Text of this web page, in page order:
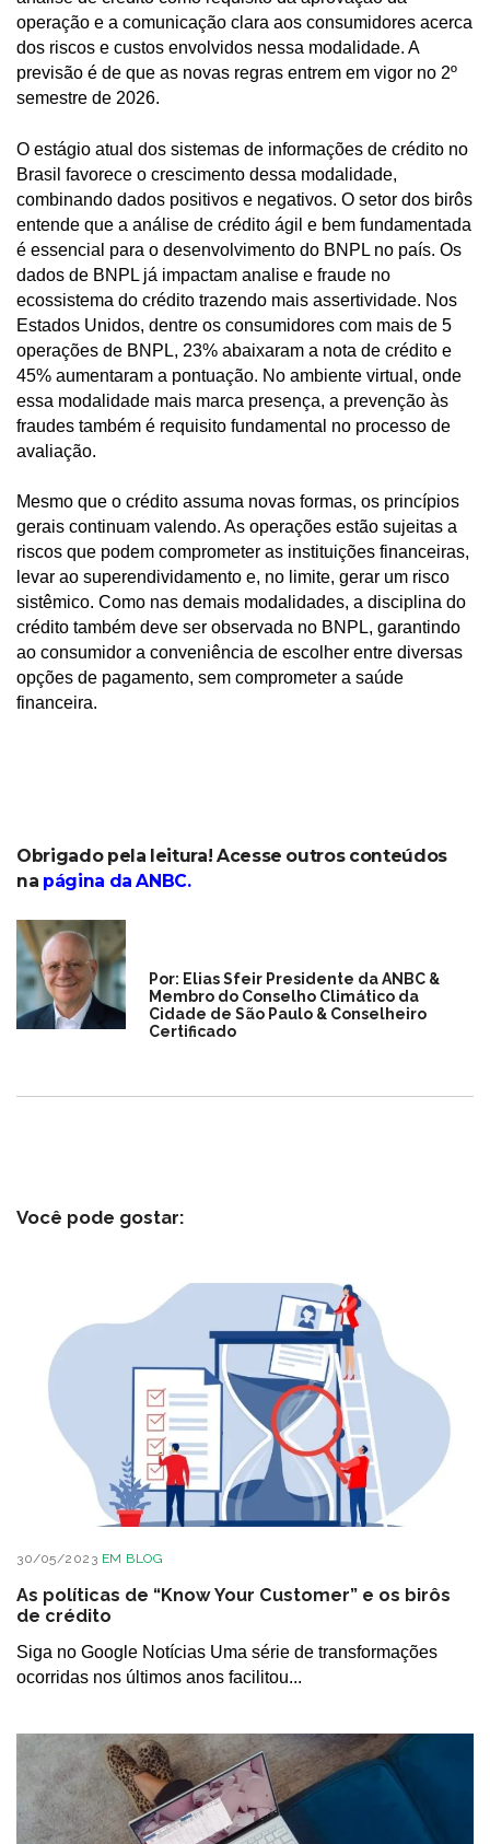
operação e a comunicação clara aos consumidores acerca
dos riscos e custos envolvidos nessa modalidade. A
previsão é de que as novas regras entrem em vigor no 2º
semestre de 2026.
O estágio atual dos sistemas de informações de crédito no
Brasil favorece o crescimento dessa modalidade,
combinando dados positivos e negativos. O setor dos birôs
entende que a análise de crédito ágil e bem fundamentada
é essencial para o desenvolvimento do BNPL no país. Os
dados de BNPL já impactam analise e fraude no
ecossistema do crédito trazendo mais assertividade. Nos
Estados Unidos, dentre os consumidores com mais de 5
operações de BNPL, 23% abaixaram a nota de crédito e
45% aumentaram a pontuação. No ambiente virtual, onde
essa modalidade mais marca presença, a prevenção às
fraudes também é requisito fundamental no processo de
avaliação.
Mesmo que o crédito assuma novas formas, os princípios
gerais continuam valendo. As operações estão sujeitas a
riscos que podem comprometer as instituições financeiras,
levar ao superendividamento e, no limite, gerar um risco
sistêmico. Como nas demais modalidades, a disciplina do
crédito também deve ser observada no BNPL, garantindo
ao consumidor a conveniência de escolher entre diversas
opções de pagamento, sem comprometer a saúde
financeira.
Obrigado pela leitura! Acesse outros conteúdos
na página da ANBC.
Por: Elias Sfeir Presidente da ANBC &
Membro do Conselho Climático da
Cidade de São Paulo & Conselheiro
Certificado
Você pode gostar:
30/05/2023 EM BLOG
As políticas de “Know Your Customer” e os birôs
de crédito
Siga no Google Notícias Uma série de transformações
ocorridas nos últimos anos facilitou...